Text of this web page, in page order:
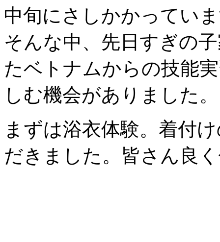
中旬にさしかかってい
そんな中、先日すぎの
たベトナムからの技能
しむ機会がありました。
まずは浴衣体験。着付
だきました。皆さん良